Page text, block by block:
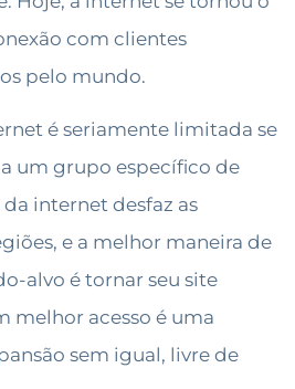
com clientes
pelo mundo.
é seriamente limitada se
um grupo específico de
internet desfaz as
e a melhor maneira de
alvo é tornar seu site
melhor acesso é uma
sem igual, livre de